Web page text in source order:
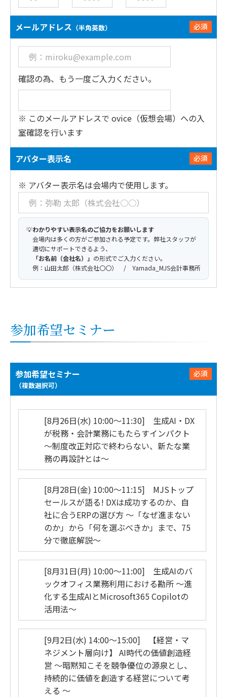
必須
メールアドレス （半角英数）
確認の為、もう一度ご入力ください。
※ このメールアドレスで ovice（仮想会場）への入
室確認を行います
必須
アバター表示名
※ アバター表示名は会場内で使用します。
💡わかりやすい表示名のご協力をお願いします
会場内は多くの方がご参加される予定です。弊社スタッフが
適切にサポートできるよう、
「お名前（会社名）」 の形式でご入力ください。
例：山田太郎（株式会社〇〇） / Yamada_MJS会計事務所
参加希望セミナー
必須
参加希望セミナー
（複数選択可）
[8月26日(水) 10:00～11:30] 生成AI・DX
が税務・会計業務にもたらすインパクト
～制度改正対応で終わらない、新たな業
務の再設計とは～
[8月28日(金) 10:00～11:15] MJSトップ
セールスが語る! DXは成功するのか、自
社に合うERPの選び方 ～「なぜ進まない
のか」から「何を選ぶべきか」まで、75
分で徹底解説～
[8月31日(月) 10:00～11:00] 生成AIのバ
ックオフィス業務利用における勘所 ～進
化する生成AIとMicrosoft365 Copilotの
活用法～
[9月2日(水) 14:00～15:00] 【経営・マ
ネジメント層向け】 AI時代の価値創造経
営 ～暗黙知こそを競争優位の源泉とし、
持続的に価値を創造する経営について考
える ～